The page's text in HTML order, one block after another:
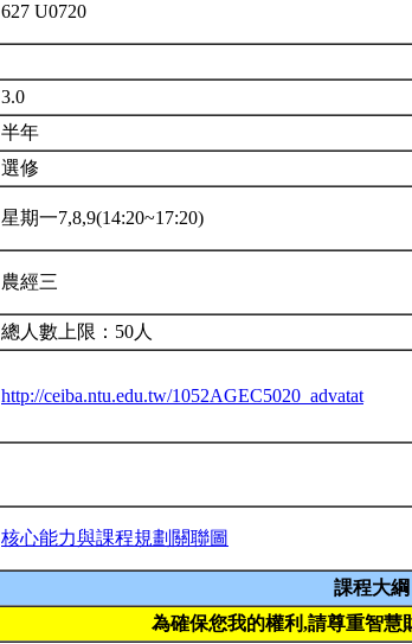
627 U0720
3.0
半年
選修
星期一7,8,9(14:20~17:20)
農經三
總人數上限：50人
http://ceiba.ntu.edu.tw/1052AGEC5020_advatat
核心能力與課程規劃關聯圖
課程大綱
為確保您我的權利,請尊重智慧